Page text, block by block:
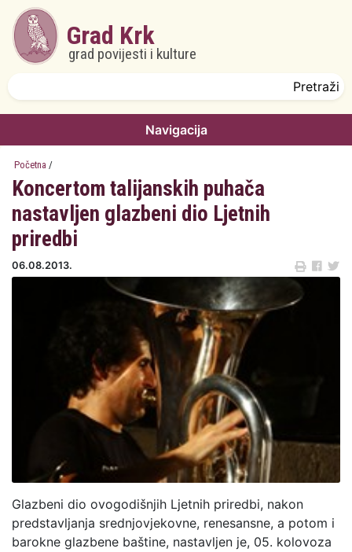
Skoči na glavni sadržaj
Grad Krk
grad povijesti i kulture
Navigacija
Početna /
Koncertom talijanskih puhača
nastavljen glazbeni dio Ljetnih
priredbi
06.08.2013.
Glazbeni dio ovogodišnjih Ljetnih priredbi, nakon
predstavljanja srednjovjekovne, renesansne, a potom i
barokne glazbene baštine, nastavljen je, 05. kolovoza